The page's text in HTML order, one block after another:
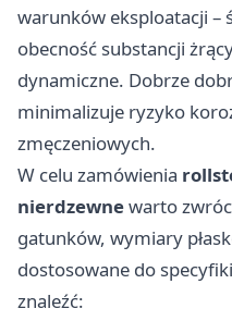
warunków eksploatacji –
obecność substancji
dynamiczne. Dobrze
minimalizuje ryzyko
zmęczeniowych.
W celu zamówienia
nierdzewnewarto
gatunków, wymiary
dostosowane do
znaleźć: